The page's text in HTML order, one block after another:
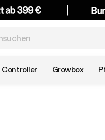
Controller Growbox